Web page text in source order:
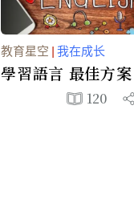
教育星空 |我在成长
學習語言 最佳方案
120